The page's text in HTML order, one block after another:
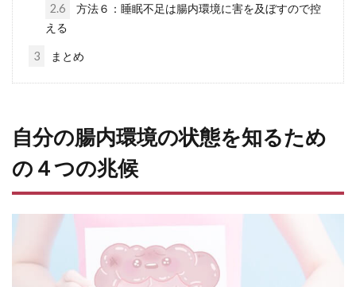
2.6
方法６：睡眠不足は腸内環境に害を及ぼすので控
える
3 まとめ
自分の腸内環境の状態を知るため
の４つの兆候